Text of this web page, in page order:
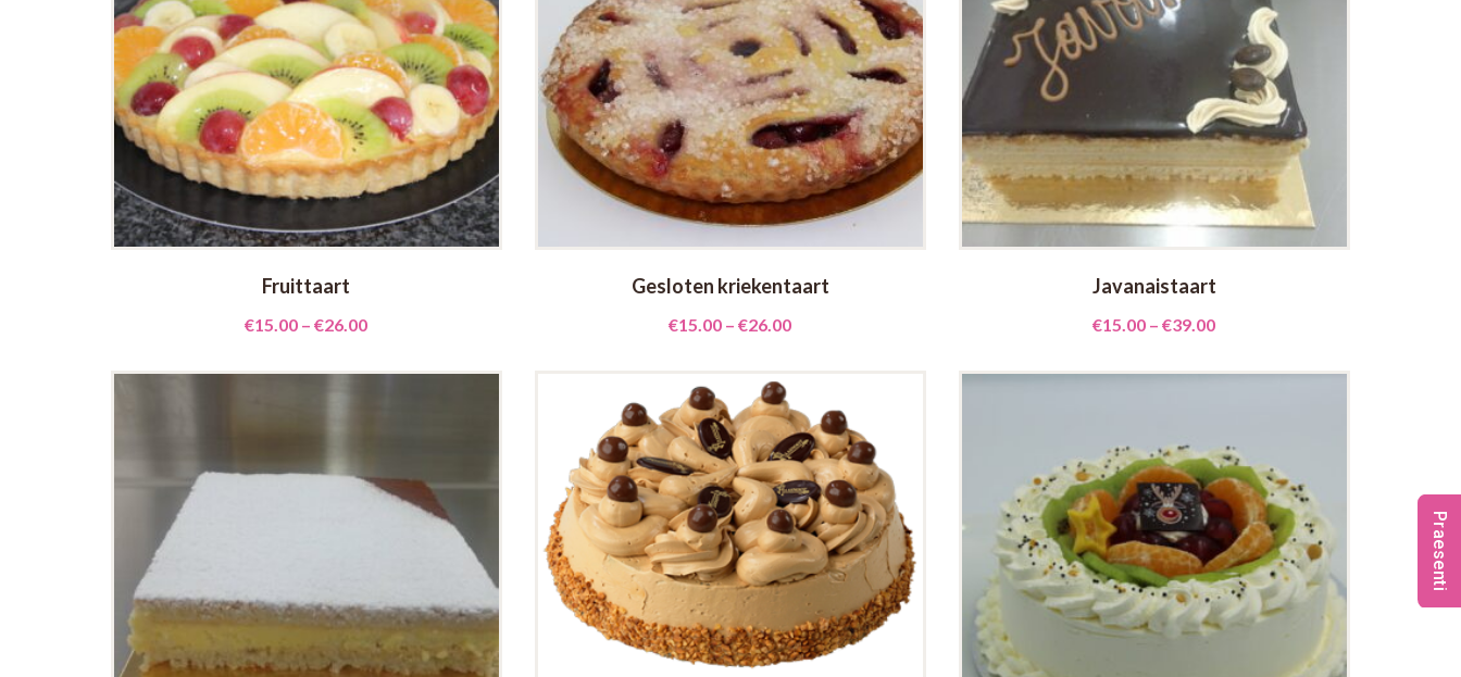
Fruittaart
€15.00 –€26.00
Gesloten kriekentaart
€15.00 –€26.00
Javanaistaart
€15.00 –€39.00
Praesenti